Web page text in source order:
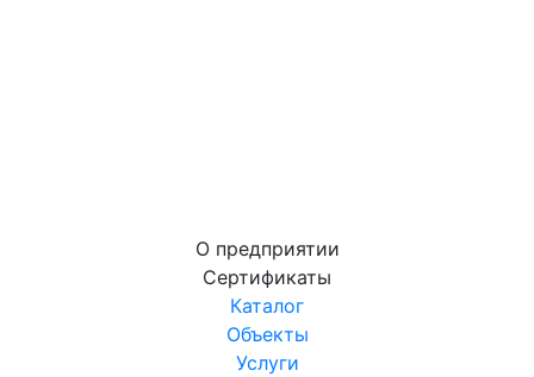
О предприятии
Сертификаты
Каталог
Объекты
Услуги